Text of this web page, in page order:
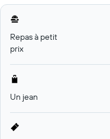
Repas à petit
prix
Un jean